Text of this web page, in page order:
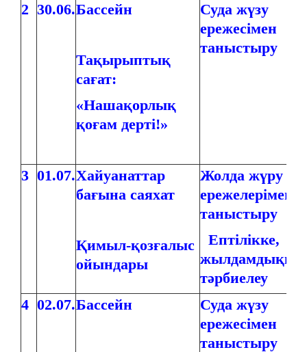
2 30.06.Бассейн
Тақырыптық
сағат:
«Нашақорлық
қоғам дерті!»
Суда жүзу
ережесімен
таныстыру
3 01.07.Хайуанаттар
бағына саяхат
Қимыл-қозғалыс
ойындары
Жолда жүру
ережелерімен
таныстыру
Ептілікке,
жылдамдыққа
тәрбиелеу
4 02.07.Бассейн
Суда жүзу
ережесімен
таныстыру